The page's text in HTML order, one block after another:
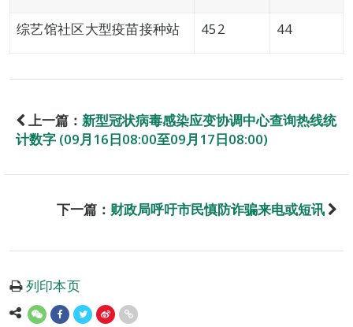
综艺馆社区大型疫苗接种站 452 44
上一篇： 新型冠状病毒感染应变协调中心查询热线统
计数字 (09月16日08:00至09月17日08:00)
下一篇： 财政局呼吁市民慎防诈骗来电或短讯
列印本页